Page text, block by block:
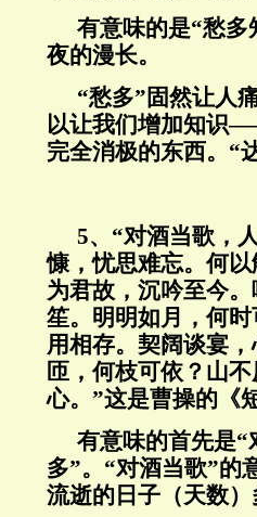
有意味的是“愁
夜的漫长。
“愁多”固然让人
以让我们增加知识
完全消极的东西。“
5、“对酒当歌，
慷，忧思难忘。何
为君故，沉吟至今
笙。明明如月，何
用相存。契阔谈宴
匝，何枝可依？山
心。”这是曹操的《
有意味的首先是
多”。“对酒当歌”的
流逝的日子（天数）